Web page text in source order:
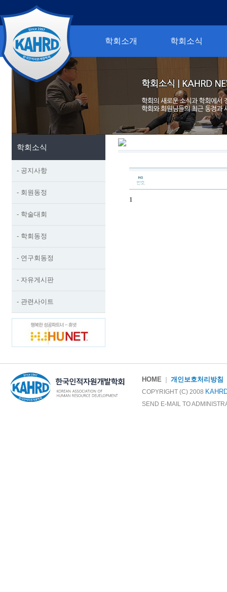
학회소개 학회소식
학회소식
- 공지사항
- 회원동정
- 학술대회
- 학회동정
- 연구회동정
- 자유게시판
- 관련사이트
1
HOME 개인보호처리방침
COPYRIGHT (C) 2008
SEND E-MAIL TO